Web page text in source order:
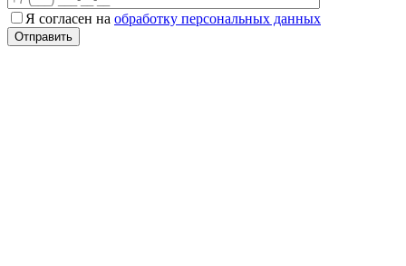
Я согласен на обработку персональных данных